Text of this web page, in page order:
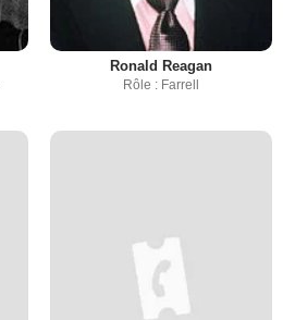
Ronald Reagan
Rôle : Farrell